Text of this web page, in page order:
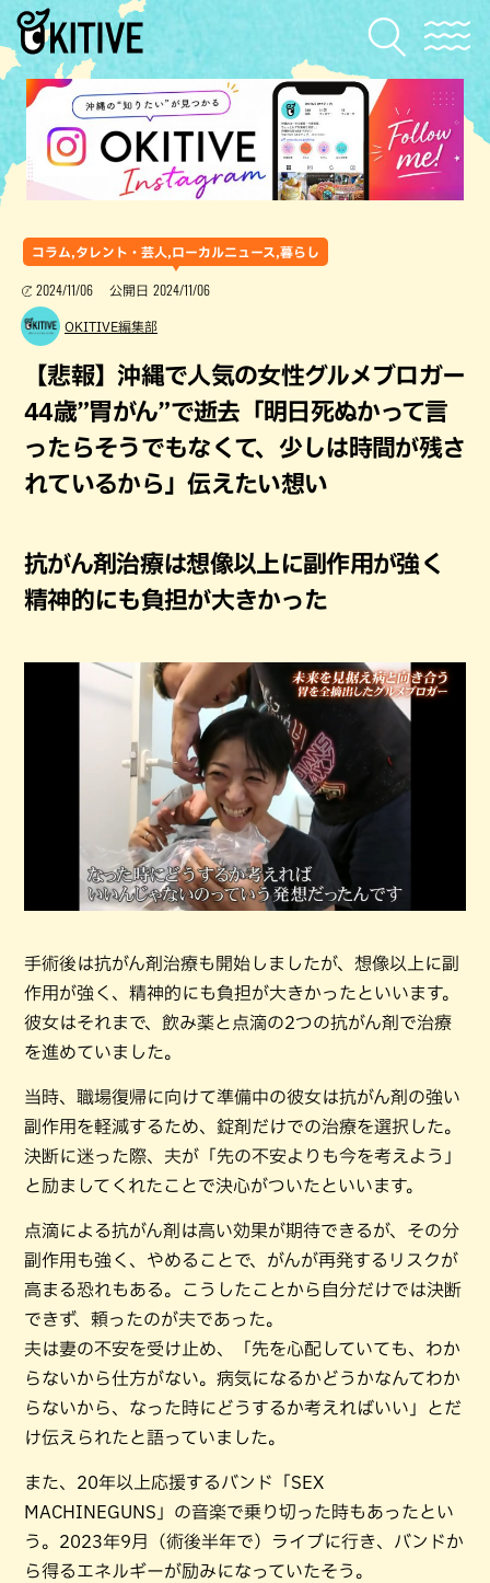
コラム,タレント・芸人,ローカルニュース,暮らし
2024/11/06 公開日 2024/11/06
OKITIVE編集部
【悲報】沖縄で人気の女性グルメブロガー
44歳”胃がん”で逝去「明日死ぬかって言
ったらそうでもなくて、少しは時間が残さ
れているから」伝えたい想い
抗がん剤治療は想像以上に副作用が強く
精神的にも負担が大きかった
手術後は抗がん剤治療も開始しましたが、想像以上に副
作用が強く、精神的にも負担が大きかったといいます。
彼女はそれまで、飲み薬と点滴の2つの抗がん剤で治療
を進めていました。
当時、職場復帰に向けて準備中の彼女は抗がん剤の強い
副作用を軽減するため、錠剤だけでの治療を選択した。
決断に迷った際、夫が「先の不安よりも今を考えよう」
と励ましてくれたことで決心がついたといいます。
点滴による抗がん剤は高い効果が期待できるが、その分
副作用も強く、やめることで、がんが再発するリスクが
高まる恐れもある。こうしたことから自分だけでは決断
できず、頼ったのが夫であった。
夫は妻の不安を受け止め、「先を心配していても、わか
らないから仕方がない。病気になるかどうかなんてわか
らないから、なった時にどうするか考えればいい」とだ
け伝えられたと語っていました。
また、20年以上応援するバンド「SEX
MACHINEGUNS」の音楽で乗り切った時もあったとい
う。2023年9月（術後半年で）ライブに行き、バンドか
ら得るエネルギーが励みになっていたそう。